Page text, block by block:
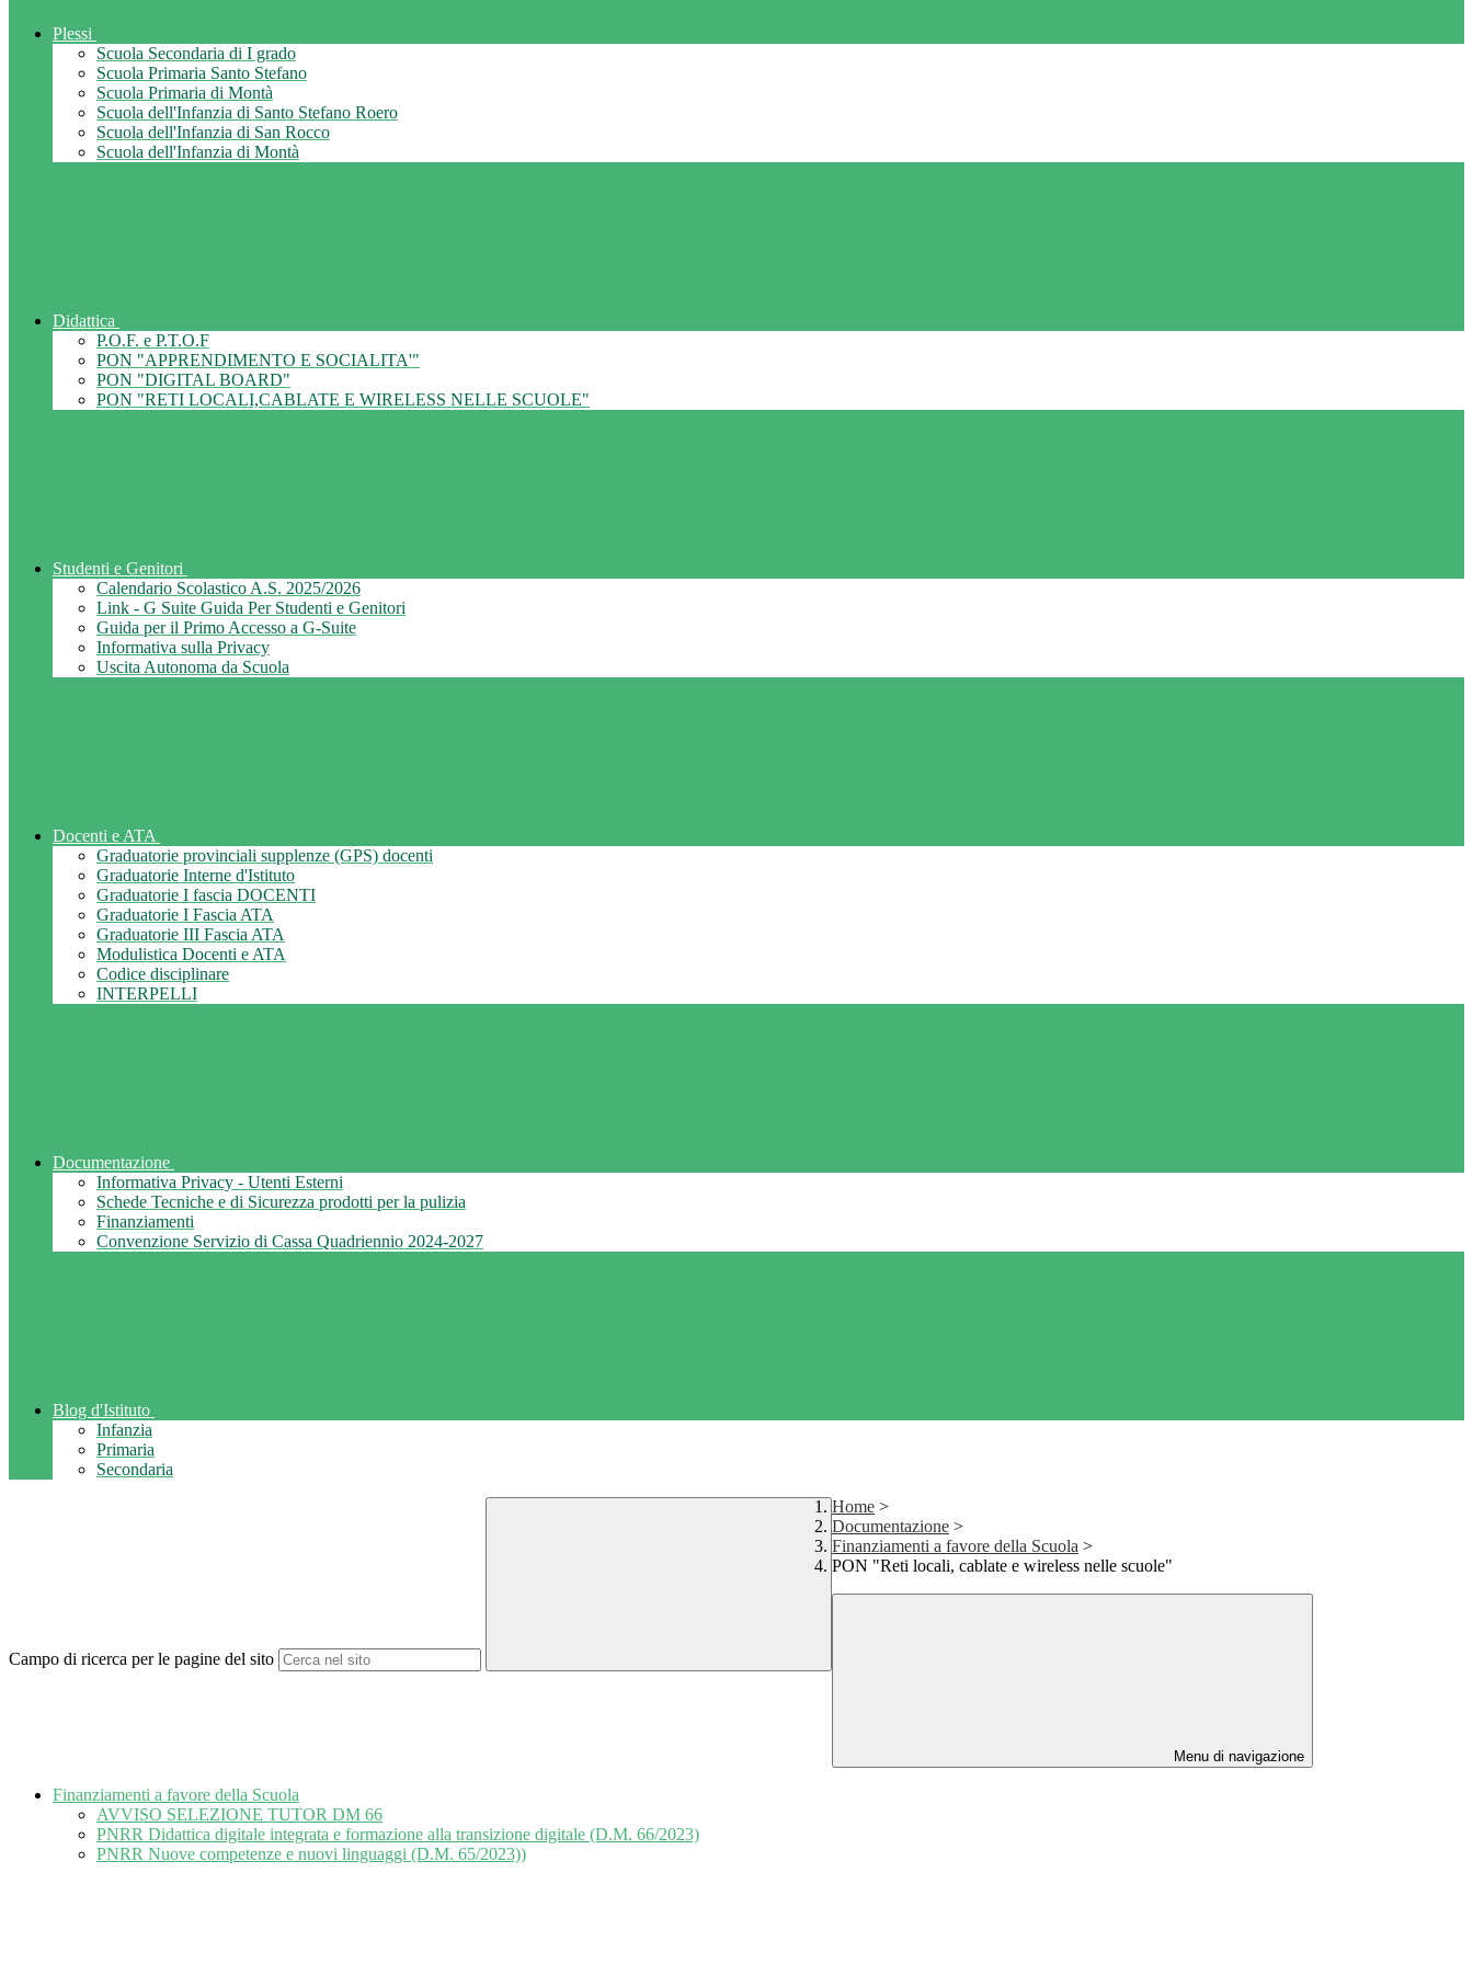
Plessi
Scuola Secondaria di I grado
Scuola Primaria Santo Stefano
Scuola Primaria di Montà
Scuola dell'Infanzia di Santo Stefano Roero
Scuola dell'Infanzia di San Rocco
Scuola dell'Infanzia di Montà
Didattica
P.O.F. e P.T.O.F
PON "APPRENDIMENTO E SOCIALITA'"
PON "DIGITAL BOARD"
PON "RETI LOCALI,CABLATE E WIRELESS NELLE SCUOLE"
Studenti e Genitori
Calendario Scolastico A.S. 2025/2026
Link - G Suite Guida Per Studenti e Genitori
Guida per il Primo Accesso a G-Suite
Informativa sulla Privacy
Uscita Autonoma da Scuola
Docenti e ATA
Graduatorie provinciali supplenze (GPS) docenti
Graduatorie Interne d'Istituto
Graduatorie I fascia DOCENTI
Graduatorie I Fascia ATA
Graduatorie III Fascia ATA
Modulistica Docenti e ATA
Codice disciplinare
INTERPELLI
Documentazione
Informativa Privacy - Utenti Esterni
Schede Tecniche e di Sicurezza prodotti per la pulizia
Finanziamenti
Convenzione Servizio di Cassa Quadriennio 2024-2027
Blog d'Istituto
Infanzia
Primaria
Secondaria
Campo di ricerca per le pagine del sito
Home >
Documentazione >
Finanziamenti a favore della Scuola >
PON "Reti locali, cablate e wireless nelle scuole"
Menu di navigazione
Finanziamenti a favore della Scuola
AVVISO SELEZIONE TUTOR DM 66
PNRR Didattica digitale integrata e formazione alla transizione digitale (D.M. 66/2023)
PNRR Nuove competenze e nuovi linguaggi (D.M. 65/2023))